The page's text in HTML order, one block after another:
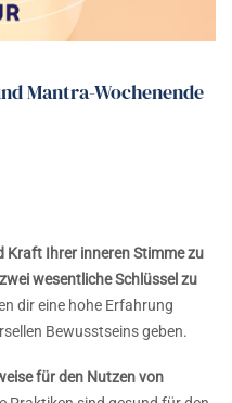
Mantra-Wochenende
Kraft Ihrer inneren Stimme zu
wesentliche Schlüssel zu
dir eine hohe Erfahrung
Bewusstseins geben.
für den Nutzen von